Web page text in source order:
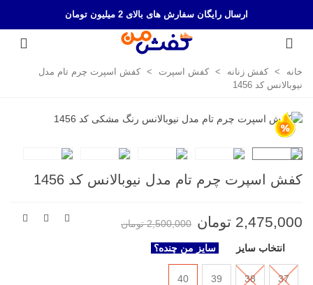
|> کلیک کنید <| ارسال رایگان سفارش های بالای 2 میلیون تومان
خانه > کفش زنانه > کفش اسپرت > کفش اسپرت چرم تام مدل
نیوبالانس کد 1456
کفش اسپرت چرم تام مدل نیوبالانس کد 1456
2,475,000 تومان 2,500,000 تومان
سایز من چنده؟ انتخاب سایز
37
38
39
40